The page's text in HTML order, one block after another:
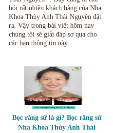
hỏi rất nhiều khách hàng của Nha
Khoa Thùy Anh Thái Nguyên đặt
ra. Vậy trong bài viết hôm nay
chúng tôi sẽ giải đáp sơ qua cho
các bạn thông tin này.
Bọc răng sứ là gì? Bọc răng sứ
Nha Khoa Thùy Anh Thái